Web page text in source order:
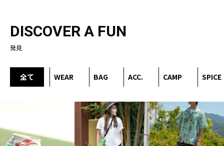
DISCOVER A FUN
発見
全て WEAR BAG ACC. CAMP SPICE